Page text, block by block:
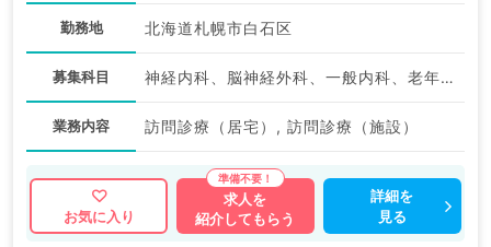
勤務地 北海道札幌市白石区
募集科目 神経内科、脳神経外科、一般内科、老年内科、外科系全般、一般外科
業務内容 訪問診療（居宅）, 訪問診療（施設）
お気に入り
求人を
紹介してもらう
詳細を
見る